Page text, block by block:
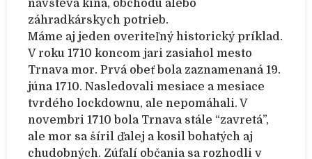
návšteva kina, obchodu alebo
záhradkárskych potrieb.
Máme aj jeden overiteľný historický príklad.
V roku 1710 koncom jari zasiahol mesto
Trnava mor. Prvá obeť bola zaznamenaná 19.
júna 1710. Nasledovali mesiace a mesiace
tvrdého lockdownu, ale nepomáhali. V
novembri 1710 bola Trnava stále “zavretá”,
ale mor sa šíril ďalej a kosil bohatých aj
chudobných. Zúfalí občania sa rozhodli v